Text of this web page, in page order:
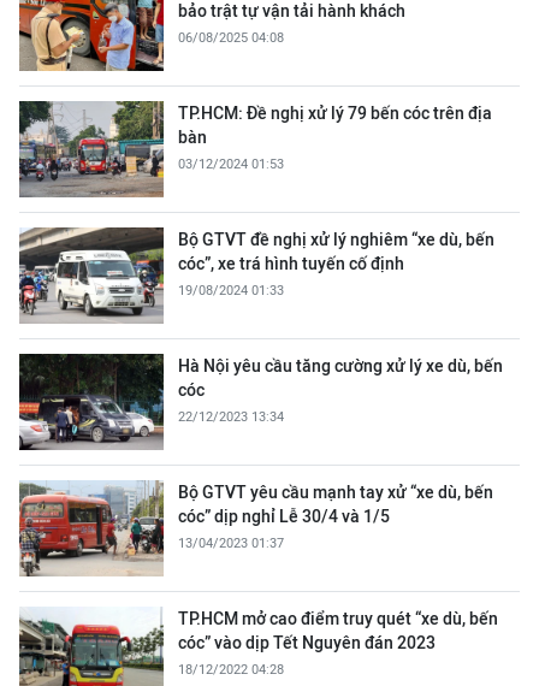
bảo trật tự vận tải hành khách
06/08/2025 04:08
TP.HCM: Đề nghị xử lý 79 bến cóc trên địa
bàn
03/12/2024 01:53
Bộ GTVT đề nghị xử lý nghiêm “xe dù, bến
cóc”, xe trá hình tuyến cố định
19/08/2024 01:33
Hà Nội yêu cầu tăng cường xử lý xe dù, bến
cóc
22/12/2023 13:34
Bộ GTVT yêu cầu mạnh tay xử “xe dù, bến
cóc” dịp nghỉ Lễ 30/4 và 1/5
13/04/2023 01:37
TP.HCM mở cao điểm truy quét “xe dù, bến
cóc” vào dịp Tết Nguyên đán 2023
18/12/2022 04:28